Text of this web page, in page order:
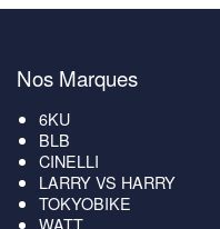
Nos Marques
6KU
BLB
CINELLI
LARRY VS HARRY
TOKYOBIKE
WATT